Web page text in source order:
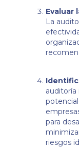
Evaluar
La
para
riesgos